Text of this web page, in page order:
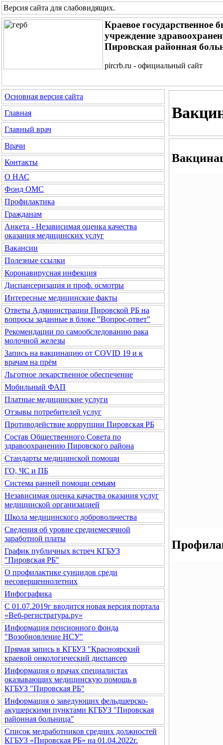
Версия сайта для слабовидящих.
Краевое государственное
учреждение
Пировская районная
pircrb.ru - официальный сайт
Основная версия сайта
Главная
Главный врач
Врачи
Контакты
О НАС
Фонд ОМС
Профилактика
Гражданам
Анкета - Независимая оценка качества
оказания медицинских услуг
Вакансии
Полезные ссылки
Коронавирусная инфекция
Диспансеризация и проф. осмотры
Интересные медицинские факты
Ответы Администрации Пировской РБ на
вопросы заданные в блоке "Вопрос-ответ"
Рекомендации по самообследованию рака
молочной железы
Запись на вакцинацию от COVID 19 и к
врачам на прём
Льготное лекарственное обеспечение
Мобильный ФАП
Платные медицинские услуги
Отзывы потребителей услуг
Противодействие коррупции Пировская РБ
Состав Общественного Совета по
здравоохранению Пировского района
Стандарты медицинской помощи
ГО, ЧС и ПБ
Система ранней помощи семьям
Независимая оценка качаства оказания услуг
медицинской организацией
Школа медицинского добровольчества
Сведения об уровне среднемесячной
заработной платы
График публичных встреч КГБУЗ
"Пировская РБ"
О профилактике суицидов среди
несовершеннолетних
Инфографика
С 01.07.2019г вводится новая версия портала
«Веб-регистратура.ру»
Информация пенсионного фонда
"Возобновление НСУ"
Прямая запись в КГБУЗ "Красноярский
краевой онкологический диспансер
Информация о врачах специалистах
оказывающих медицинскую помощь в
КГБУЗ "Пировская РБ"
Информация о заведующих фельдшерско-
акушерскими пунктами КГБУЗ "Пировская
районная больница"
Список медработников средних должностей
КГБУЗ «Пировская РБ» на 01.04.2022г.